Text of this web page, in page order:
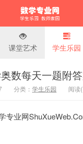
数学专
课堂艺术 学生乐园
数每天一题附
分类： 学生乐园 阅读(
专业网